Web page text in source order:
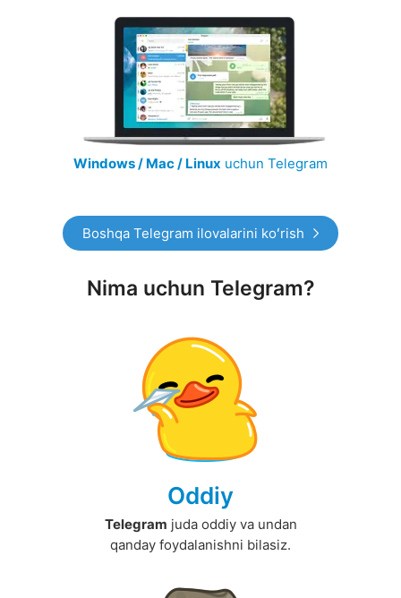
Windows / Mac / Linux uchun Telegram
Boshqa Telegram ilovalarini koʻrish
Nima uchun Telegram?
Oddiy
Telegram juda oddiy va undan
qanday foydalanishni bilasiz.